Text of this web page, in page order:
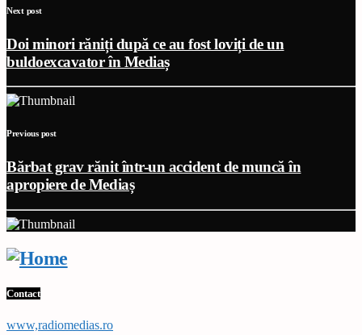
Next post
Doi minori răniți după ce au fost loviți de un
buldoexcavator în Mediaș
Previous post
Bărbat grav rănit într-un accident de muncă în
apropiere de Mediaș
Contact
www,radiomedias.ro